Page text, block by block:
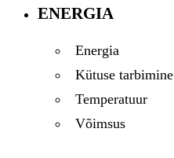
ENERGIA
Energia
Kütuse tarbimine
Temperatuur
Võimsus